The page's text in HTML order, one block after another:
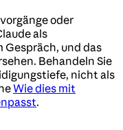
oder
als
Gespräch, und das
Behandeln Sie
nicht als
Wie dies mit
.